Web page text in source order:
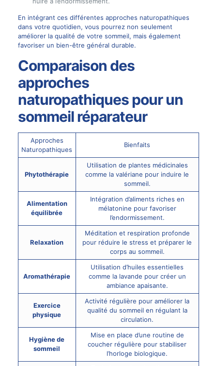
En intégrant ces différentes approches naturopathiques
dans votre quotidien, vous pourrez non seulement
améliorer la qualité de votre sommeil, mais également
favoriser un bien-être général durable.
Comparaison des
approches
naturopathiques pour un
sommeil réparateur
Approches
Naturopathiques
Bienfaits
Phytothérapie
Utilisation de plantes médicinales
comme la valériane pour induire le
sommeil.
Alimentation
équilibrée
Intégration d’aliments riches en
mélatonine pour favoriser
l’endormissement.
Relaxation
Méditation et respiration profonde
pour réduire le stress et préparer le
corps au sommeil.
Aromathérapie
Utilisation d’huiles essentielles
comme la lavande pour créer un
ambiance apaisante.
Exercice
physique
Activité régulière pour améliorer la
qualité du sommeil en régulant la
circulation.
Hygiène de
sommeil
Mise en place d’une routine de
coucher régulière pour stabiliser
l’horloge biologique.